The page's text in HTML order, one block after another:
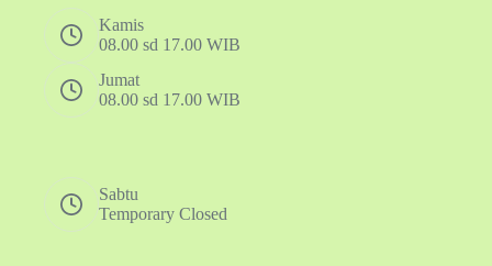
Kamis
08.00 sd 17.00 WIB
Jumat
08.00 sd 17.00 WIB
Sabtu
Temporary Closed